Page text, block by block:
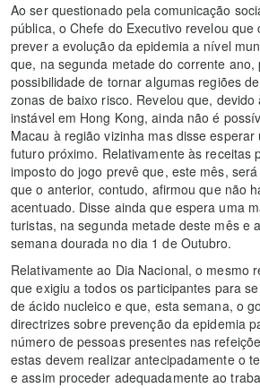
Ao ser questionado pela comunicação
pública, o Chefe do Executivo revelou que
prever a evolução da epidemia a nível
que, na segunda metade do corrente ano,
possibilidade de tornar algumas regiões
zonas de baixo risco. Revelou que,
instável em Hong Kong, ainda não é
Macau à região vizinha mas disse
futuro próximo. Relativamente às receitas
imposto do jogo prevê que, este mês,
que o anterior, contudo, afirmou que não
acentuado. Disse ainda que espera uma
turistas, na segunda metade deste mês e
semana dourada no dia 1 de Outubro.
Relativamente ao Dia Nacional, o mesmo
que exigiu a todos os participantes para
de ácido nucleico e que, esta semana, o
directrizes sobre prevenção da epidemia
número de pessoas presentes nas
estas devem realizar antecipadamente o
e assim proceder adequadamente ao